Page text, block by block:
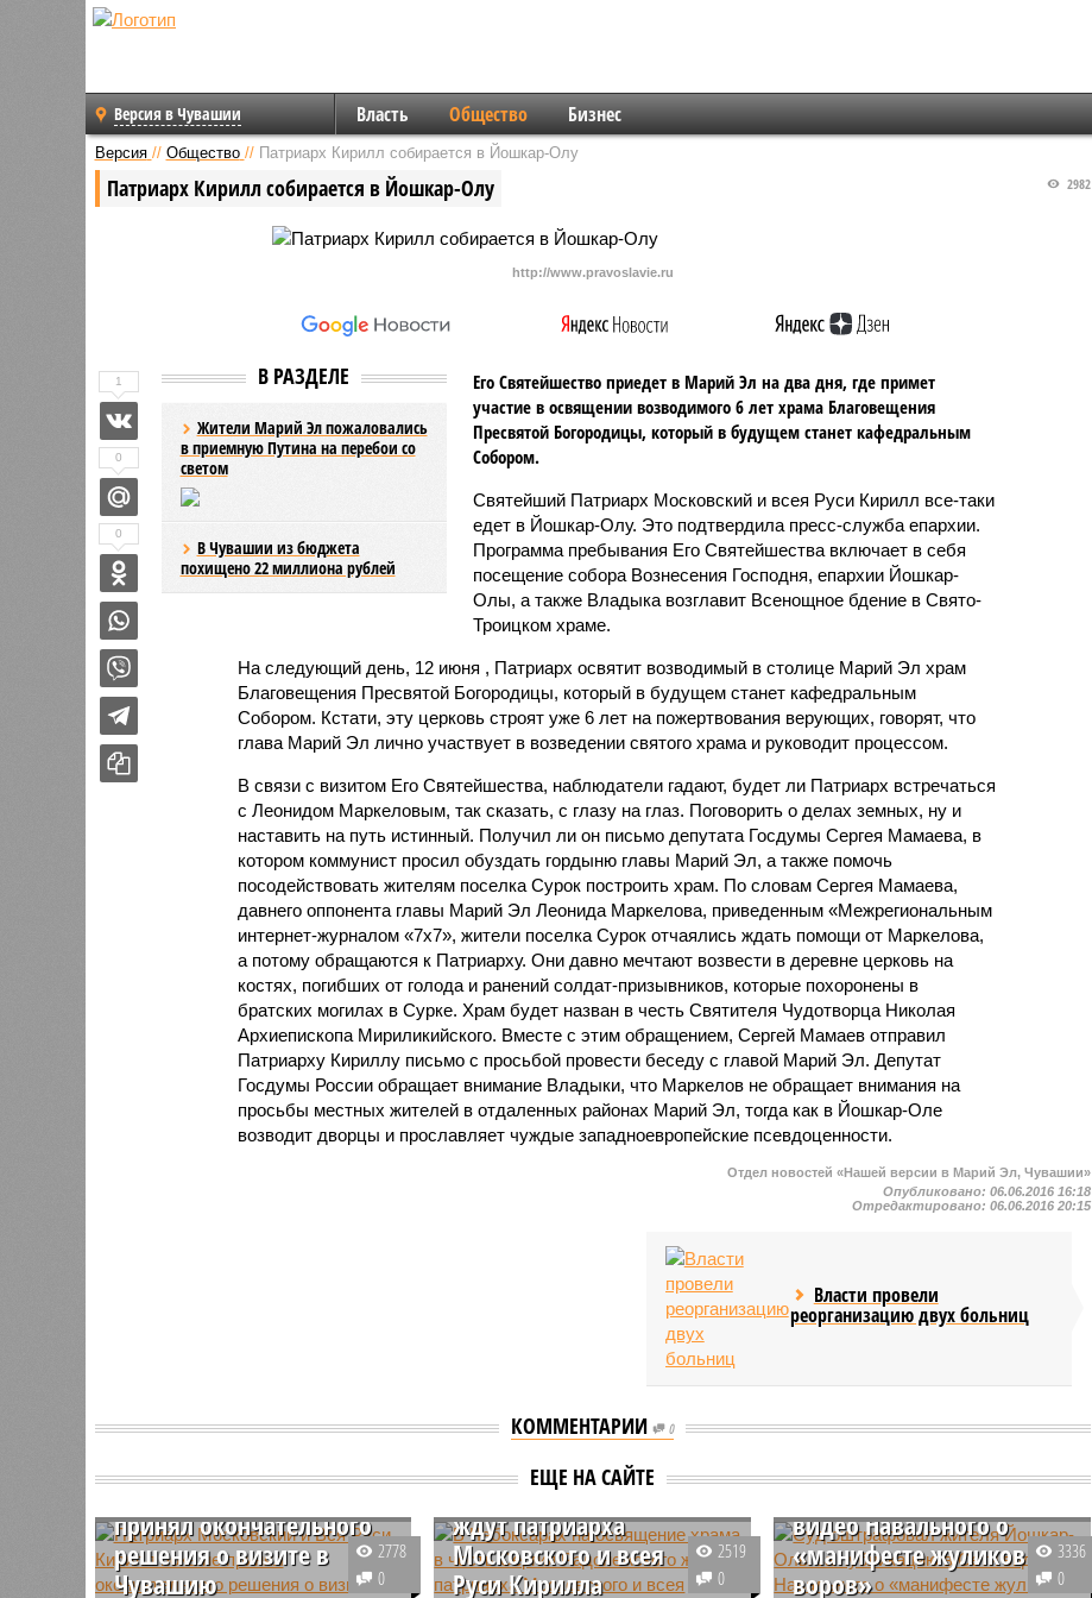
Версия в Чувашии Власть Общество Бизнес
Версия // Общество // Патриарх Кирилл собирается в Йошкар-Олу
Патриарх Кирилл собирается в Йошкар-Олу 2982
http://www.pravoslavie.ru
В РАЗДЕЛЕ
Жители Марий Эл пожаловались
в приемную Путина на перебои со
светом
В Чувашии из бюджета
похищено 22 миллиона рублей
Его Святейшество приедет в Марий Эл на два дня, где примет
участие в освящении возводимого 6 лет храма Благовещения
Пресвятой Богородицы, который в будущем станет кафедральным
Собором.
Святейший Патриарх Московский и всея Руси Кирилл все-таки
едет в Йошкар-Олу. Это подтвердила пресс-служба епархии.
Программа пребывания Его Святейшества включает в себя
посещение собора Вознесения Господня, епархии Йошкар-
Олы, а также Владыка возглавит Всенощное бдение в Свято-
Троицком храме.
На следующий день, 12 июня , Патриарх освятит возводимый в столице Марий Эл храм
Благовещения Пресвятой Богородицы, который в будущем станет кафедральным
Собором. Кстати, эту церковь строят уже 6 лет на пожертвования верующих, говорят, что
глава Марий Эл лично участвует в возведении святого храма и руководит процессом.
В связи с визитом Его Святейшества, наблюдатели гадают, будет ли Патриарх встречаться
с Леонидом Маркеловым, так сказать, с глазу на глаз. Поговорить о делах земных, ну и
наставить на путь истинный. Получил ли он письмо депутата Госдумы Сергея Мамаева, в
котором коммунист просил обуздать гордыню главы Марий Эл, а также помочь
посодействовать жителям поселка Сурок построить храм. По словам Сергея Мамаева,
давнего оппонента главы Марий Эл Леонида Маркелова, приведенным «Межрегиональным
интернет-журналом «7x7», жители поселка Сурок отчаялись ждать помощи от Маркелова,
а потому обращаются к Патриарху. Они давно мечтают возвести в деревне церковь на
костях, погибших от голода и ранений солдат-призывников, которые похоронены в
братских могилах в Сурке. Храм будет назван в честь Святителя Чудотворца Николая
Архиепископа Мириликийского. Вместе с этим обращением, Сергей Мамаев отправил
Патриарху Кириллу письмо с просьбой провести беседу с главой Марий Эл. Депутат
Госдумы России обращает внимание Владыки, что Маркелов не обращает внимания на
просьбы местных жителей в отдаленных районах Марий Эл, тогда как в Йошкар-Оле
возводит дворцы и прославляет чуждые западноевропейские псевдоценности.
1
0
0
Отдел новостей «Нашей версии в Марий Эл, Чувашии»
Опубликовано:06.06.2016 16:18
Отредактировано:06.06.2016 20:15
Власти провели
реорганизацию двух больниц
КОММЕНТАРИИ 0
ЕЩЕ НА САЙТЕ
Вся Руси Кирилл пока не
принял окончательного
решения о визите в
Чувашию
2778
0
В Чебоксарах на
освящение храма в честь
Сергия Радонежского
ждут патриарха
Московского и всея
Руси Кирилла
2519
0
Суд оштрафовал жителя
публикацию в Сети
видео Навального о
«манифесте жуликов и
воров»
3336
0